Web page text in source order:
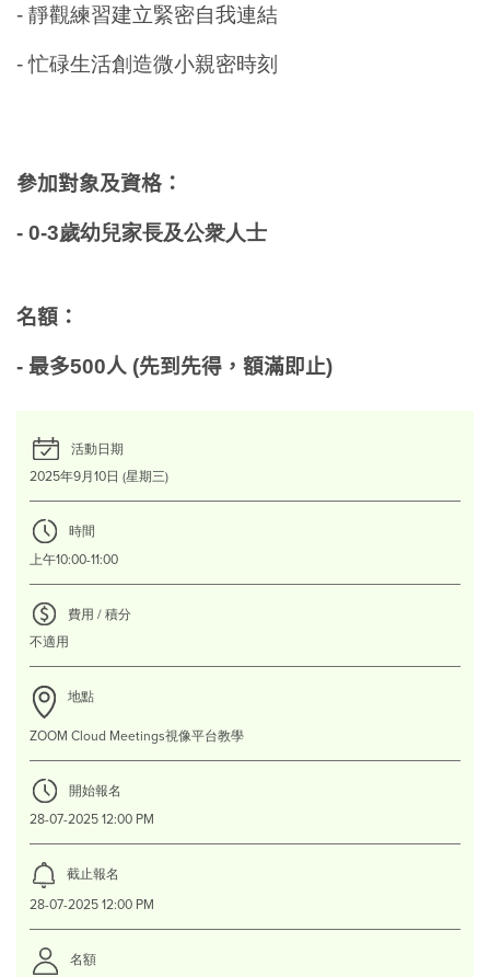
- 靜觀練習建立緊密自我連結
- 忙碌生活創造微小親密時刻
參加對象及資格：
- 0-3歲幼兒家長及公衆人士
名額：
- 最多500人 (先到先得，額滿即止)
活動日期
2025年9月10日 (星期三)
時間
上午10:00-11:00
費用 / 積分
不適用
地點
ZOOM Cloud Meetings視像平台教學
開始報名
28-07-2025 12:00 PM
截止報名
28-07-2025 12:00 PM
名額